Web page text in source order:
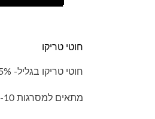
חוטי טריקו
חוטי טריקו בגליל- 95% כותנה – 5% לייקרה-
מתאים למסרגות 6-10 מ"מ